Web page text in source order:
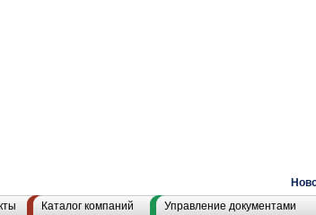
Новости:
Каталог компаний Управление документами